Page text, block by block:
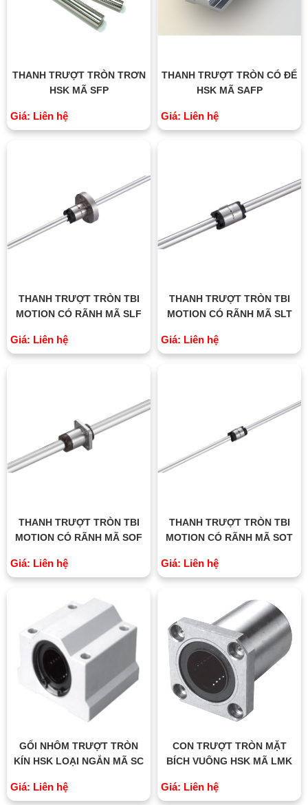
THANH TRƯỢT TRÒN TRƠN
HSK MÃ SFP
Giá: Liên hệ
THANH TRƯỢT TRÒN CÓ ĐẾ
HSK MÃ SAFP
Giá: Liên hệ
THANH TRƯỢT TRÒN TBI
MOTION CÓ RÃNH MÃ SLF
Giá: Liên hệ
THANH TRƯỢT TRÒN TBI
MOTION CÓ RÃNH MÃ SLT
Giá: Liên hệ
THANH TRƯỢT TRÒN TBI
MOTION CÓ RÃNH MÃ SOF
Giá: Liên hệ
THANH TRƯỢT TRÒN TBI
MOTION CÓ RÃNH MÃ SOT
Giá: Liên hệ
GỐI NHÔM TRƯỢT TRÒN
KÍN HSK LOẠI NGẮN MÃ SC
Giá: Liên hệ
CON TRƯỢT TRÒN MẶT
BÍCH VUÔNG HSK MÃ LMK
Giá: Liên hệ